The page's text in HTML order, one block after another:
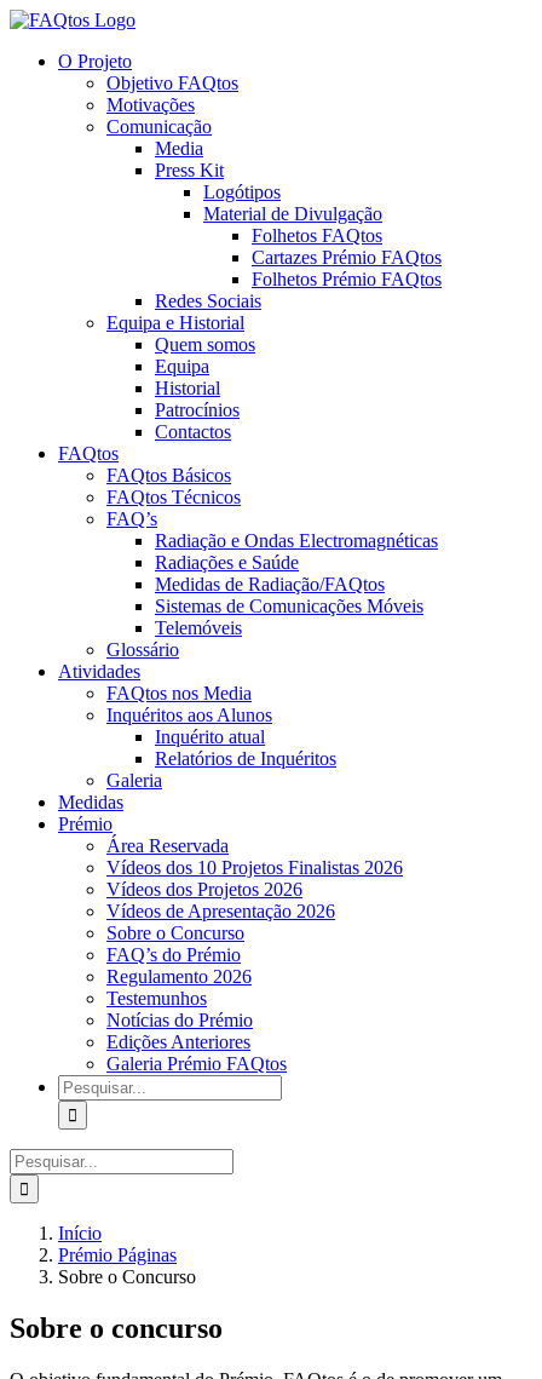
Skip
contentO Projeto
Objetivo FAQtos
Motivações
Comunicação
Media
Press Kit
Logótipos
Material de Divulgação
Folhetos FAQtos
Cartazes Prémio FAQtos
Folhetos Prémio FAQtos
Redes Sociais
Equipa e Historial
Quem somos
Equipa
Historial
Patrocínios
Contactos
FAQtos
FAQtos Básicos
FAQtos Técnicos
FAQ’s
Radiação e Ondas Electromagnéticas
Radiações e Saúde
Medidas de Radiação/FAQtos
Sistemas de Comunicações Móveis
Telemóveis
Glossário
Atividades
FAQtos nos Media
Inquéritos aos Alunos
Inquérito atual
Relatórios de Inquéritos
Galeria
Medidas
Prémio
Área Reservada
Vídeos dos 10 Projetos Finalistas 2026
Vídeos dos Projetos 2026
Vídeos de Apresentação 2026
Sobre o Concurso
FAQ’s do Prémio
Regulamento 2026
Testemunhos
Notícias do Prémio
Edições Anteriores
Galeria Prémio FAQtos
Pesquisar
Pesquisar
Início
Prémio Páginas
Sobre o Concurso
Sobre o concurso